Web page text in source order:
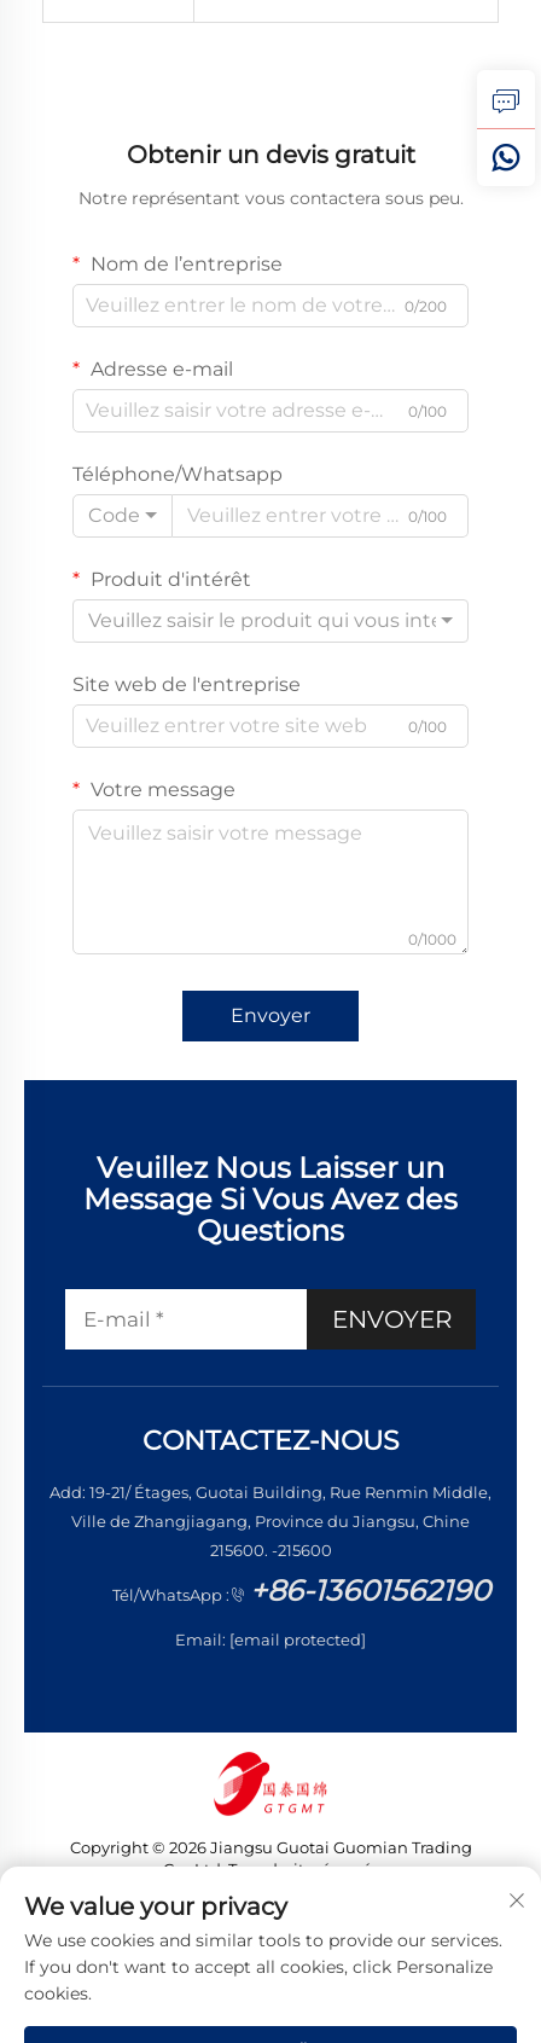
Obtenir un devis gratuit
Notre représentant vous contactera sous peu.
Nom de l’entreprise
0/200
Adresse e-mail
0/100
Téléphone/Whatsapp
Code
0/100
Produit d'intérêt
Veuillez saisir le produit qui vous intéresse
Site web de l'entreprise
0/100
Votre message
0/1000
Envoyer
Veuillez Nous Laisser un
Message Si Vous Avez des
Questions
ENVOYER
CONTACTEZ-NOUS
Add: 19-21/ Étages, Guotai Building, Rue Renmin Middle,
Ville de Zhangjiagang, Province du Jiangsu, Chine
215600. -215600
Tél/WhatsApp : +86-13601562190
Email: [email protected]
Copyright © 2026 Jiangsu Guotai Guomian Trading
Co., Ltd. Tous droits réservés
Politique de confidentialité
We value your privacy
We use cookies and similar tools to provide our services.
If you don't want to accept all cookies, click Personalize
cookies.